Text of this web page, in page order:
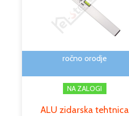
ročno orodje
NA ZALOGI
ALU zidarska tehtnica